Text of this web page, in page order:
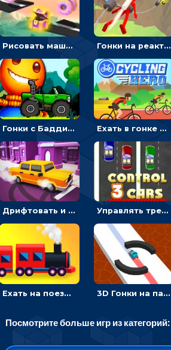
Рисовать машину и выигрывать гонку - для мальчиков Гонки на реактивном ранце: избегать преград, чтобы лететь к финишу
Гонки с Бадди: ехать на джипе и собирать монеты Ехать в гонке на велосипедах через трамплины к финишу на скорость - спортивные
Дрифтовать и парковаться на городской трассе - гонки Управлять тремя машинками в разных рядах на трассе - гонки
Ехать на поезде, через препятствия и собирать пассажиров - для мальчиков 3D Гонки на паровозике: ехать по линии или обходить преграды
Посмотрите больше игр из категорий: